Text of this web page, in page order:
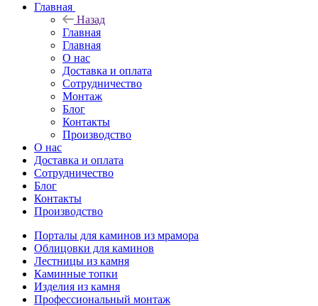
Главная
Назад
Главная
Главная
О нас
Доставка и оплата
Сотрудничество
Монтаж
Блог
Контакты
Производство
О нас
Доставка и оплата
Сотрудничество
Блог
Контакты
Производство
Порталы для каминов из мрамора
Облицовки для каминов
Лестницы из камня
Каминные топки
Изделия из камня
Профессиональный монтаж